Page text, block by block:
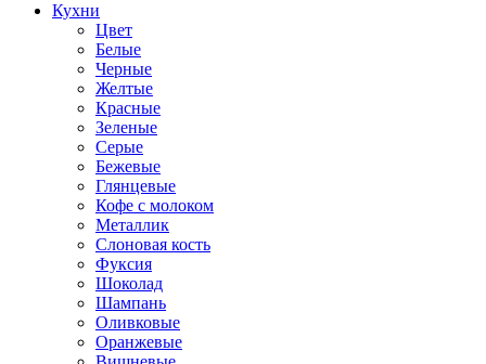
Кухни
Цвет
Белые
Черные
Желтые
Красные
Зеленые
Серые
Бежевые
Глянцевые
Кофе с молоком
Металлик
Слоновая кость
Фуксия
Шоколад
Шампань
Оливковые
Оранжевые